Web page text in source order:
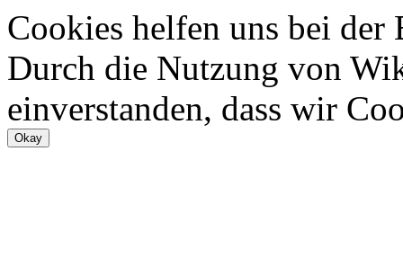
Cookies helfen uns bei
Durch die Nutzung von
einverstanden, dass wir